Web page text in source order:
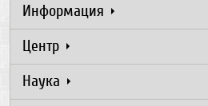
Информация
Центр
Наука